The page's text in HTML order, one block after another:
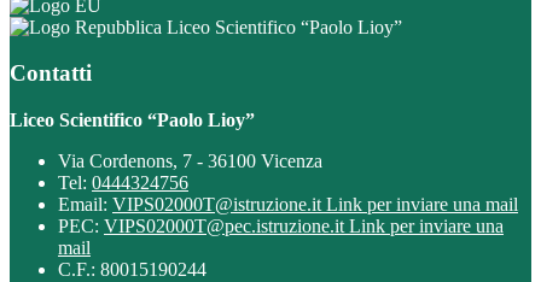
Liceo Scientifico “Paolo Lioy”
Contatti
Liceo Scientifico “Paolo Lioy”
Via Cordenons, 7 - 36100 Vicenza
Tel: 0444324756
Email: VIPS02000T@istruzione.it Link per inviare una mail
PEC: VIPS02000T@pec.istruzione.it Link per inviare una
mail
C.F.: 80015190244